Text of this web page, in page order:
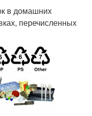
в домашних
перечисленных